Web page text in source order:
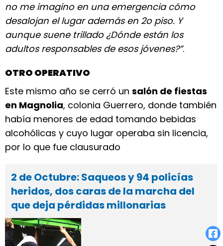
no me imagino en una emergencia cómo
desalojan el lugar además en 2o piso. Y
aunque suene trillado ¿Dónde están los
adultos responsables de esos jóvenes?”.
OTRO OPERATIVO
Este mismo año se cerró un salón de fiestas
en Magnolia, colonia Guerrero, donde también
había menores de edad tomando bebidas
alcohólicas y cuyo lugar operaba sin licencia,
por lo que fue clausurado
2 de Octubre: Saqueos y 94 policías
heridos, dos caras de la marcha del
que deja pérdidas millonarias